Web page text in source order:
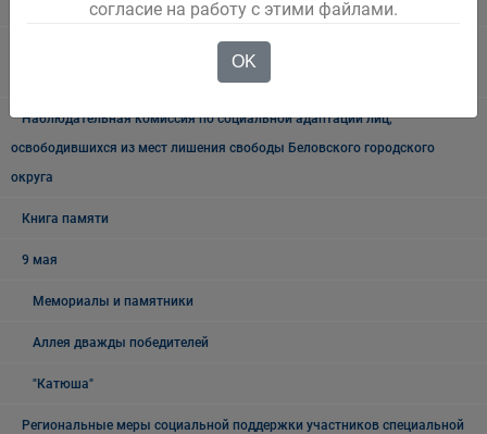
городского округа
Межведомственная антинаркотическая комиссии в Беловском
Наблюдательная комиссия по социальной адаптации лиц,
освободившихся из мест лишения свободы Беловского городского
округа
Книга памяти
9 мая
Мемориалы и памятники
Аллея дважды победителей
"Катюша"
Региональные меры социальной поддержки участников специальной
согласие на работу с этими файлами.
OK